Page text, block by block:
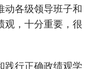
动各级领导班子和
观，十分重要，很
行正确政绩观学